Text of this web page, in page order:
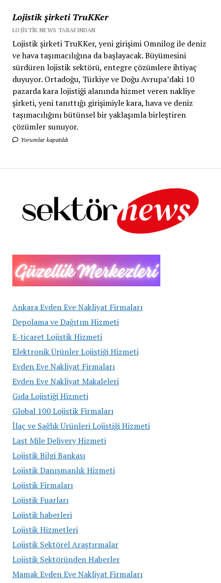
Lojistik şirketi TruKKer
LOJISTIK NEWS TARAFINDAN
Lojistik şirketi TruKKer, yeni girişimi Omnilog ile deniz
ve hava taşımacılığına da başlayacak. Büyümesini
sürdüren lojistik sektörü, entegre çözümlere ihtiyaç
duyuyor. Ortadoğu, Türkiye ve Doğu Avrupa’daki 10
pazarda kara lojistiği alanında hizmet veren nakliye
şirketi, yeni tanıttığı girişimiyle kara, hava ve deniz
taşımacılığını bütünsel bir yaklaşımla birleştiren
çözümler sunuyor.
Yorumlar kapatıldı
Ankara Evden Eve Nakliyat Firmaları
Depolama ve Dağıtım Hizmeti
E-ticaret Lojistik Hizmeti
Elektronik Ürünler Lojistiği Hizmeti
Evden Eve Nakliyat Firmaları
Evden Eve Nakliyat Makaleleri
Gıda Lojistiği Hizmeti
Global 100 Lojistik Firmaları
İlaç ve Sağlık Ürünleri Lojistiği Hizmeti
Last Mile Delivery Hizmeti
Lojistik Bilgi Bankası
Lojistik Danışmanlık Hizmeti
Lojistik Firmaları
Lojistik Fuarları
Lojistik haberleri
Lojistik Hizmetleri
Lojistik Sektörel Araştırmalar
Lojistik Sektöründen Haberler
Mamak Evden Eve Nakliyat Firmaları